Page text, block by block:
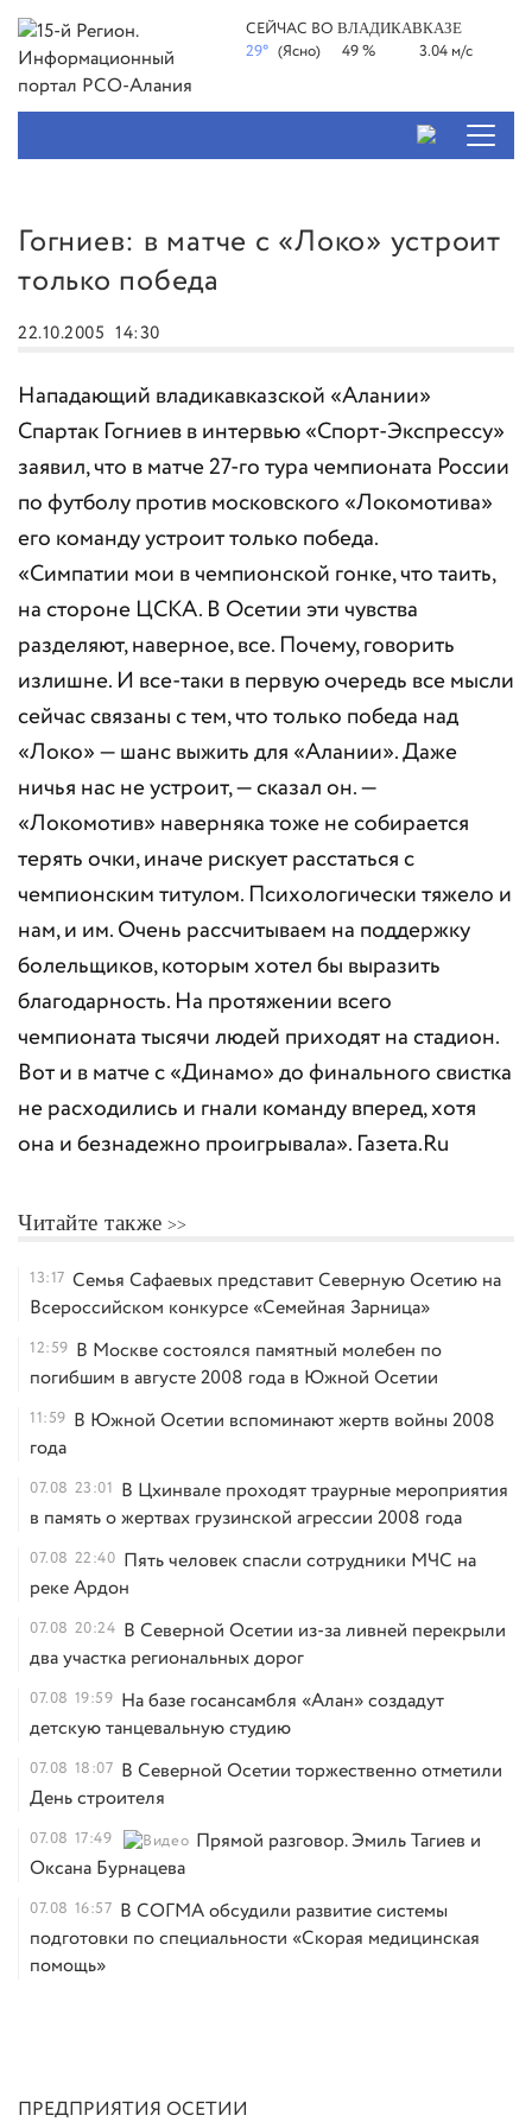
СЕЙЧАС ВОВЛАДИКАВКАЗЕ
29° (Ясно) 49 % 3.04 м/с
Гогниев: в матче с «Локо» устроит
только победа
22.10.2005 14:30
Нападающий владикавказской «Алании»
Спартак Гогниев в интервью «Спорт-Экспрессу»
заявил, что в матче 27-го тура чемпионата России
по футболу против московского «Локомотива»
его команду устроит только победа.
«Симпатии мои в чемпионской гонке, что таить,
на стороне ЦСКА. В Осетии эти чувства
разделяют, наверное, все. Почему, говорить
излишне. И все-таки в первую очередь все мысли
сейчас связаны с тем, что только победа над
«Локо» — шанс выжить для «Алании». Даже
ничья нас не устроит, — сказал он. —
«Локомотив» наверняка тоже не собирается
терять очки, иначе рискует расстаться с
чемпионским титулом. Психологически тяжело и
нам, и им. Очень рассчитываем на поддержку
болельщиков, которым хотел бы выразить
благодарность. На протяжении всего
чемпионата тысячи людей приходят на стадион.
Вот и в матче с «Динамо» до финального свистка
не расходились и гнали команду вперед, хотя
она и безнадежно проигрывала». Газета.Ru
Читайте также
13:17 Семья Сафаевых представит Северную Осетию на
Всероссийском конкурсе «Семейная Зарница»
12:59 В Москве состоялся памятный молебен по
погибшим в августе 2008 года в Южной Осетии
11:59 В Южной Осетии вспоминают жертв войны 2008
года
07.08 23:01 В Цхинвале проходят траурные мероприятия
в память о жертвах грузинской агрессии 2008 года
07.08 22:40 Пять человек спасли сотрудники МЧС на
реке Ардон
07.08 20:24 В Северной Осетии из-за ливней перекрыли
два участка региональных дорог
07.08 19:59 На базе госансамбля «Алан» создадут
детскую танцевальную студию
07.08 18:07 В Северной Осетии торжественно отметили
День строителя
07.08 17:49
Прямой разговор. Эмиль Тагиев и
Оксана Бурнацева
07.08 16:57 В СОГМА обсудили развитие системы
подготовки по специальности «Скорая медицинская
помощь»
ПРЕДПРИЯТИЯ ОСЕТИИ